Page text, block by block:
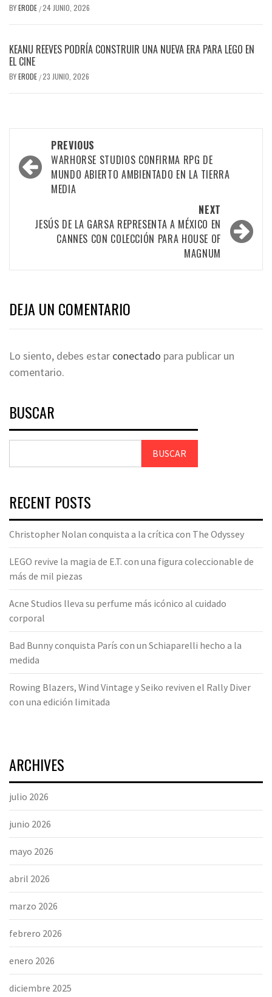
BYERODE /24 JUNIO, 2026
KEANU REEVES PODRÍA CONSTRUIR UNA NUEVA ERA PARA LEGO EN
EL CINE
BYERODE /23 JUNIO, 2026
PREVIOUS
WARHORSE STUDIOS CONFIRMA RPG DE
MUNDO ABIERTO AMBIENTADO EN LA TIERRA
MEDIA
NEXT
JESÚS DE LA GARSA REPRESENTA A MÉXICO EN
CANNES CON COLECCIÓN PARA HOUSE OF
MAGNUM
DEJA UN COMENTARIO
Lo siento, debes estar conectado para publicar un
comentario.
BUSCAR
BUSCAR
RECENT POSTS
Christopher Nolan conquista a la crítica con The Odyssey
LEGO revive la magia de E.T. con una figura coleccionable de
más de mil piezas
Acne Studios lleva su perfume más icónico al cuidado
corporal
Bad Bunny conquista París con un Schiaparelli hecho a la
medida
Rowing Blazers, Wind Vintage y Seiko reviven el Rally Diver
con una edición limitada
ARCHIVES
julio 2026
junio 2026
mayo 2026
abril 2026
marzo 2026
febrero 2026
enero 2026
diciembre 2025